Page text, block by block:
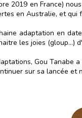
2019 en France)
en Australie, et qui
adaptation en
les joies (gloup…)
Gou Tanabe
sur sa lancée et